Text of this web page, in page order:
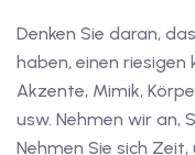
mit Gutschein
mit
Denken Sie daran,
haben, einen
Akzente, Mimik,
usw. Nehmen wir an,
Nehmen Sie sich